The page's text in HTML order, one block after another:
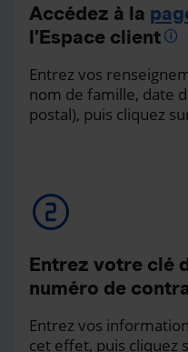
Accédez à la
l’Espace client
Entrez vos
nom de famille, date
postal), puis cliquez
Entrez votre clé
numéro de
Entrez vos
cet effet, puis cliquez